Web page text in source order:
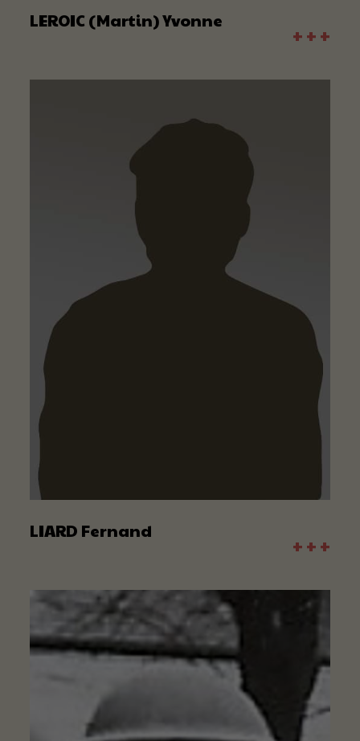
LEROIC (Martin) Yvonne
+ + +
LIARD Fernand
+ + +